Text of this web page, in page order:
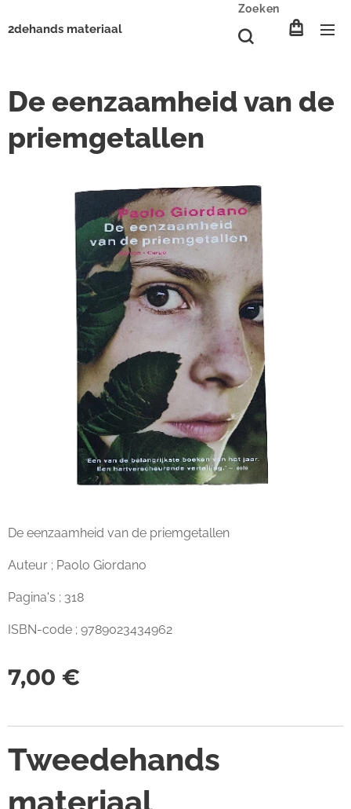
2dehands materiaal
Zoeken
De eenzaamheid van de
priemgetallen
De eenzaamheid van de priemgetallen
Auteur ; Paolo Giordano
Pagina's ; 318
ISBN-code ; 9789023434962
7,00 €
Tweedehands
materiaal